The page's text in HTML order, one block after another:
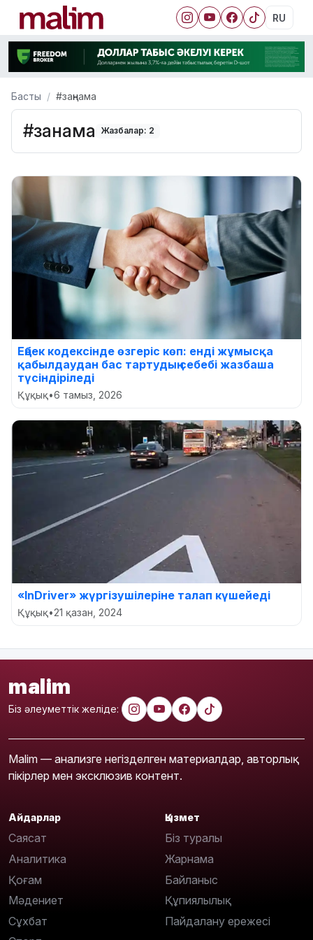
RU
Басты #заңнама
#заңнама Жазбалар: 2
Еңбек кодексінде өзгеріс көп: енді жұмысқа
қабылдаудан бас тартудың себебі жазбаша
түсіндіріледі
Құқық•6 тамыз, 2026
«ІnDriver» жүргізушілеріне талап күшейеді
Құқық•21 қазан, 2024
malim
Біз әлеуметтік желіде:
Malim — анализге негізделген материалдар, авторлық
пікірлер мен эксклюзив контент.
Айдарлар
Саясат
Аналитика
Қоғам
Мәдениет
Сұхбат
Қызмет
Біз туралы
Жарнама
Байланыс
Құпиялылық
Пайдалану ережесі